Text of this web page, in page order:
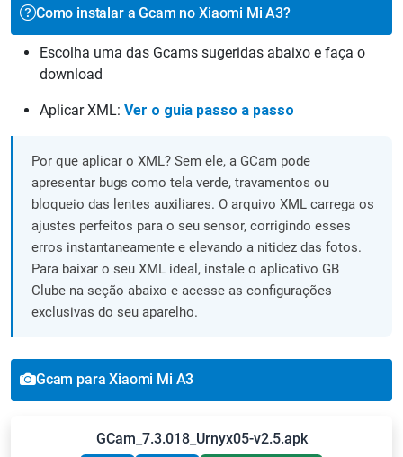
Como instalar a Gcam no Xiaomi Mi A3?
Escolha uma das Gcams sugeridas abaixo e faça o
download
Aplicar XML: Ver o guia passo a passo
Por que aplicar o XML? Sem ele, a GCam pode
apresentar bugs como tela verde, travamentos ou
bloqueio das lentes auxiliares. O arquivo XML carrega os
ajustes perfeitos para o seu sensor, corrigindo esses
erros instantaneamente e elevando a nitidez das fotos.
Para baixar o seu XML ideal, instale o aplicativo GB
Clube na seção abaixo e acesse as configurações
exclusivas do seu aparelho.
Gcam para Xiaomi Mi A3
GCam_7.3.018_Urnyx05-v2.5.apk